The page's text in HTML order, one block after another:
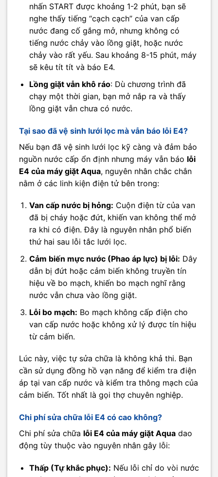
nhấn START được khoảng 1-2 phút, bạn sẽ
nghe thấy tiếng “cạch cạch” của van cấp
nước đang cố gắng mở, nhưng không có
tiếng nước chảy vào lồng giặt, hoặc nước
chảy vào rất yếu. Sau khoảng 8-15 phút, máy
sẽ kêu tít tít và báo E4.
Lồng giặt vẫn khô ráo: Dù chương trình đã
chạy một thời gian, bạn mở nắp ra và thấy
lồng giặt vẫn chưa có nước.
Tại sao đã vệ sinh lưới lọc mà vẫn báo lỗi E4?
Nếu bạn đã vệ sinh lưới lọc kỹ càng và đảm bảo
nguồn nước cấp ổn định nhưng máy vẫn báo lỗi
E4 của máy giặt Aqua, nguyên nhân chắc chắn
nằm ở các linh kiện điện tử bên trong:
Van cấp nước bị hỏng: Cuộn điện từ của van
đã bị cháy hoặc đứt, khiến van không thể mở
ra khi có điện. Đây là nguyên nhân phổ biến
thứ hai sau lỗi tắc lưới lọc.
Cảm biến mực nước (Phao áp lực) bị lỗi: Dây
dẫn bị đứt hoặc cảm biến không truyền tín
hiệu về bo mạch, khiến bo mạch nghĩ rằng
nước vẫn chưa vào lồng giặt.
Lỗi bo mạch: Bo mạch không cấp điện cho
van cấp nước hoặc không xử lý được tín hiệu
từ cảm biến.
Lúc này, việc tự sửa chữa là không khả thi. Bạn
cần sử dụng đồng hồ vạn năng để kiểm tra điện
áp tại van cấp nước và kiểm tra thông mạch của
cảm biến. Tốt nhất là gọi thợ chuyên nghiệp.
Chi phí sửa chữa lỗi E4 có cao không?
Chi phí sửa chữa lỗi E4 của máy giặt Aqua dao
động tùy thuộc vào nguyên nhân gây lỗi:
Thấp (Tự khắc phục): Nếu lỗi chỉ do vòi nước